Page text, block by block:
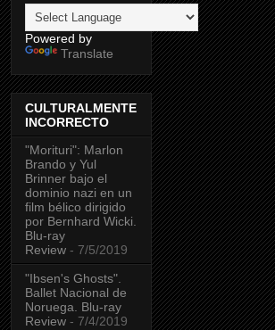
Powered by
Translate
CULTURALMENTE
INCORRECTO
"Morituri": Marlon
Brando y Yul
Brinner bajo el
dominio nazi en un
film bélico dirigido
por Bernhard Wicki.
Blu-ray
Review - 7/5/2019
"Ibsen's Ghosts".
Ballet Nacional de
Noruega. Blu-ray
Review - 7/4/2019